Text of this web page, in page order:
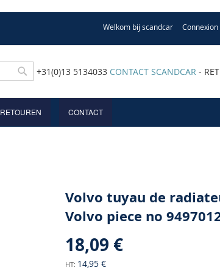
Welkom bij scandcar Connexion
+31(0)13 5134033 CONTACT SCANDCAR -
RETOUREN CONTACT
Volvo tuyau de
Volvo piece no
18,09 €
14,95 €